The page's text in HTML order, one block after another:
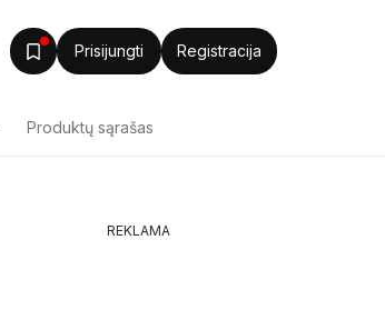
Prisijungti Registracija
Produktų sąrašas
REKLAMA